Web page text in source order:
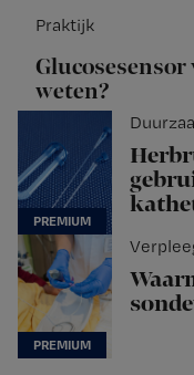
Praktijk
weten?